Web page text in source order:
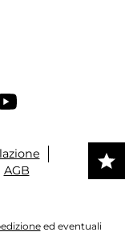
AGB
ed eventuali